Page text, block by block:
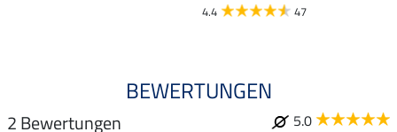
4.4 47
BEWERTUNGEN
2 Bewertungen
5.0